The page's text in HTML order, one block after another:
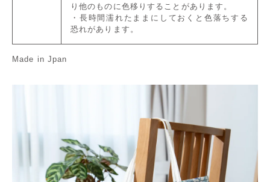
り他のものに色移りすることがあります。
・長時間濡れたままにしておくと色落ちする
恐れがあります。
Made in Jpan